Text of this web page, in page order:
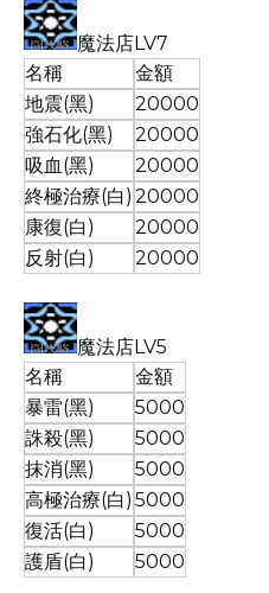
魔法店LV7
名稱
金額
地震(黑)
20000
強石化(黑)
20000
吸血(黑)
20000
終極治療(白) 20000
康復(白)
20000
反射(白)
20000
魔法店LV5
名稱
金額
暴雷(黑)
5000
誅殺(黑)
5000
抹消(黑)
5000
高極治療(白) 5000
復活(白)
5000
護盾(白)
5000